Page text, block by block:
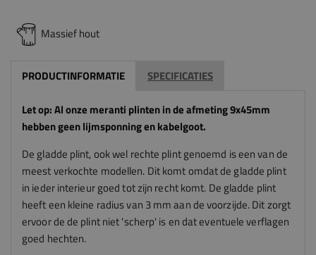
Massief hout
PRODUCTINFORMATIE SPECIFICATIES
Let op: Al onze meranti plinten in de afmeting 9x45mm
hebben geen lijmsponning en kabelgoot.
De gladde plint, ook wel rechte plint genoemd is een van de
meest verkochte modellen. Dit komt omdat de gladde plint
in ieder interieur goed tot zijn recht komt. De gladde plint
heeft een kleine radius van 3 mm aan de voorzijde. Dit zorgt
ervoor de de plint niet 'scherp' is en dat eventuele verflagen
goed hechten.